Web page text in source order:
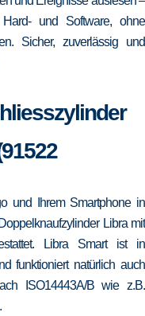
und Software, ohne
Sicher, zuverlässig und
und Ihrem Smartphone in
Libra mit
Libra Smart ist in
funktioniert natürlich auch
ISO14443A/B wie z.B.